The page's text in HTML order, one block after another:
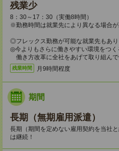
残業少
8：30～17：30（実働8時間）
※勤務時間は就業先により異なる場合が
◎フレックス勤務が可能な就業先もあり
◎今よりもさらに働きやすい環境をつく
働き方改革に全社をあげて取り組んで
残業時間 月9時間程度
期間
長期（無期雇用派遣）
長期（期間を定めない雇用契約を当社
は継続！